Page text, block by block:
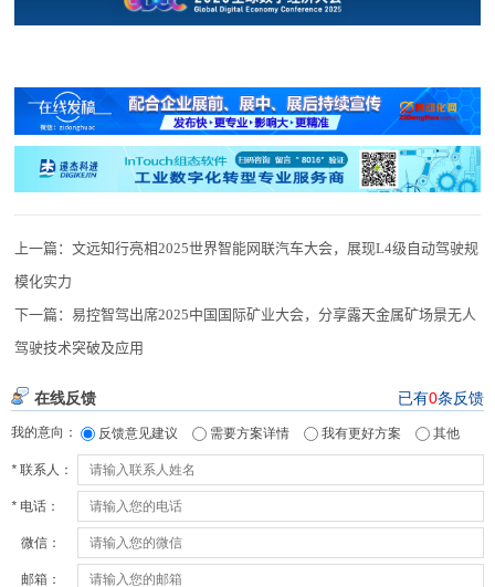
上一篇：文远知行亮相2025世界智能网联汽车大会，展现L4级自动驾驶规
模化实力
下一篇：易控智驾出席2025中国国际矿业大会，分享露天金属矿场景无人
驾驶技术突破及应用